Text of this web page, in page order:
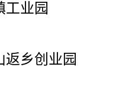
工业园
返乡创业园